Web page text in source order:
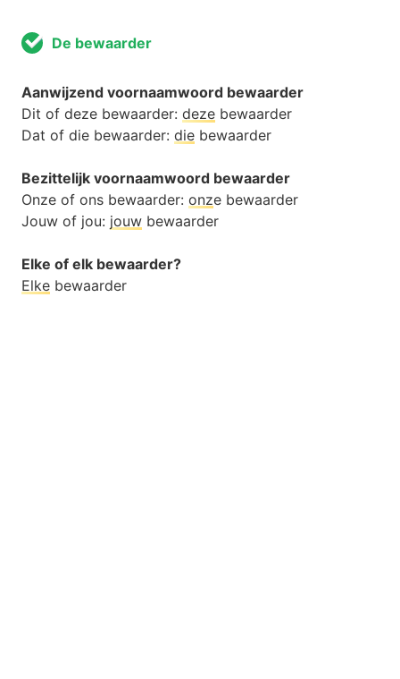
De bewaarder
Aanwijzend voornaamwoord bewaarder
Dit of deze bewaarder: deze bewaarder
Dat of die bewaarder: die bewaarder
Bezittelijk voornaamwoord bewaarder
Onze of ons bewaarder: onze bewaarder
Jouw of jou: jouw bewaarder
Elke of elk bewaarder?
Elke bewaarder